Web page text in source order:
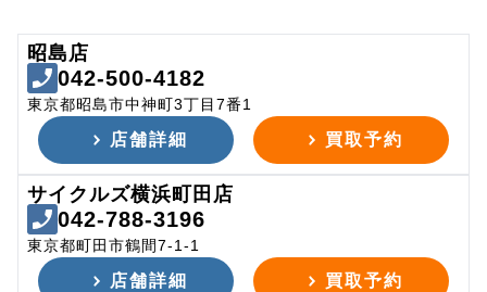
昭島店
042-500-4182
東京都昭島市中神町3丁目7番1
店舗詳細 買取予約
サイクルズ横浜町田店
042-788-3196
東京都町田市鶴間7-1-1
店舗詳細 買取予約